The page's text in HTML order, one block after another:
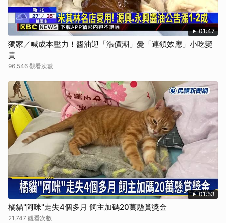
01:47
獨家／喊成本壓力！醬油迎「漲價潮」憂「連鎖效應」小吃變
貴
96,546 觀看次數
01:53
橘貓"阿咪"走失4個多月 飼主加碼20萬懸賞獎金
21,747 觀看次數